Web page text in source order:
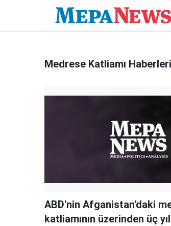
Medrese Katliamı Haberleri
ABD'nin Afganistan'daki
katliamının üzerinden üç